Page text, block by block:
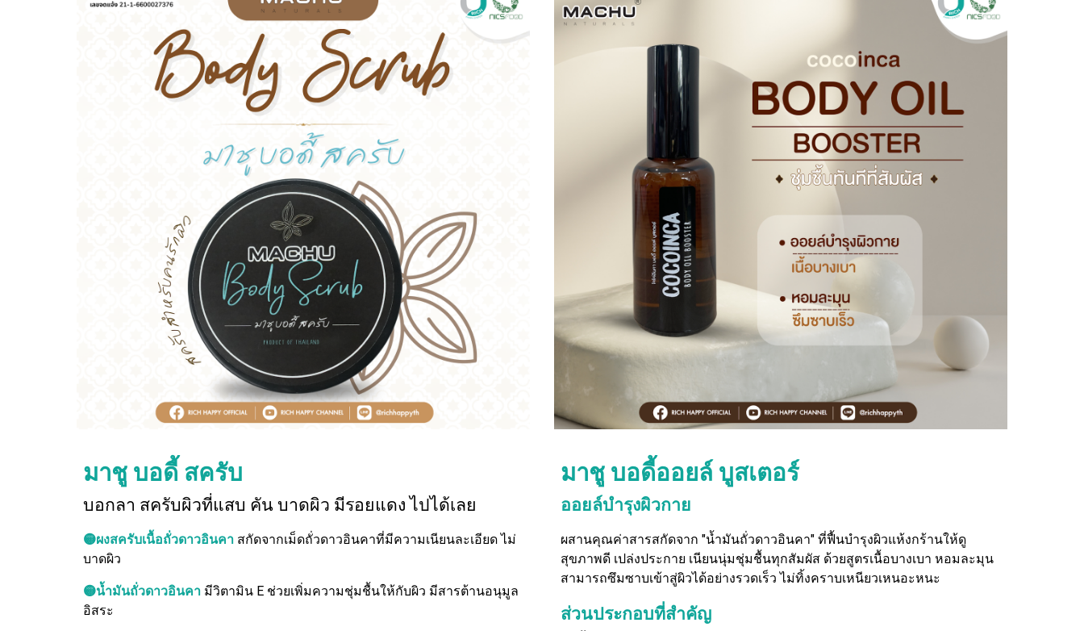
มาชู บอดี้ สครับ
บอกลา สครับผิวที่แสบ คัน บาดผิว มีรอยแดง ไปได้เลย
🟡ผงสครับเนื้อถั่วดาวอินคา สกัดจากเม็ดถั่วดาวอินคาที่มีความเนียนละเอียด ไม่
บาดผิว
🟡น้ำมันถั่วดาวอินคา มีวิตามิน E ช่วยเพิ่มความชุ่มชื้นให้กับผิว มีสารต้านอนุมูล
อิสระ
มาชู บอดี้ออยล์ บูสเตอร์
ออยล์บำรุงผิวกาย
ผสานคุณค่าสารสกัดจาก "น้ำมันถั่วดาวอินคา" ที่ฟื้นบำรุงผิวแห้งกร้านให้ดู
สุขภาพดี เปล่งประกาย เนียนนุ่มชุ่มชื้นทุกสัมผัส ด้วยสูตรเนื้อบางเบา หอมละมุน
สามารถซึมซาบเข้าสู่ผิวได้อย่างรวดเร็ว ไม่ทิ้งคราบเหนียวเหนอะหนะ
ส่วนประกอบที่สำคัญ